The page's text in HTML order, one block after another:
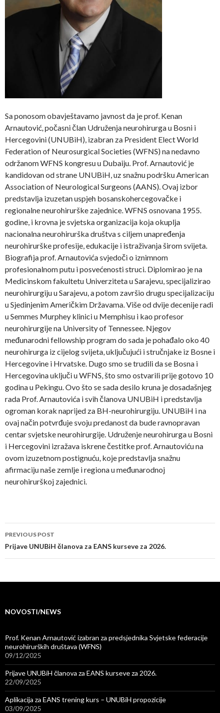
Sa ponosom obavještavamo javnost da je prof. Kenan
Arnautović, počasni član Udruženja neurohirurga u Bosni i
Hercegovini (UNUBiH), izabran za President Elect World
Federation of Neurosurgical Societies (WFNS) na nedavno
održanom WFNS kongresu u Dubaiju. Prof. Arnautović je
kandidovan od strane UNUBiH, uz snažnu podršku American
Association of Neurological Surgeons (AANS). Ovaj izbor
predstavlja izuzetan uspjeh bosanskohercegovačke i
regionalne neurohirurške zajednice. WFNS osnovana 1955.
godine, i krovna je svjetska organizacija koja okuplja
nacionalna neurohirurška društva s ciljem unapređenja
neurohirurške profesije, edukacije i istraživanja širom svijeta.
Biografija prof. Arnautovića svjedoči o iznimnom
profesionalnom putu i posvećenosti struci. Diplomirao je na
Medicinskom fakultetu Univerziteta u Sarajevu, specijalizirao
neurohirurgiju u Sarajevu, a potom završio drugu specijalizaciju
u Sjedinjenim Američkim Državama. Više od dvije decenije radi
u Semmes Murphey klinici u Memphisu i kao profesor
neurohirurgije na University of Tennessee. Njegov
međunarodni fellowship program do sada je pohađalo oko 40
neurohirurga iz cijelog svijeta, uključujući i stručnjake iz Bosne i
Hercegovine i Hrvatske. Dugo smo se trudili da se Bosna i
Hercegovina uključi u WFNS, što smo ostvarili prije gotovo 10
godina u Pekingu. Ovo što se sada desilo kruna je dosadašnjeg
rada Prof. Arnautovića i svih članova UNUBiH i predstavlja
ogroman korak naprijed za BH-neurohirurgiju. UNUBiH i na
ovaj način potvrđuje svoju predanost da bude ravnopravan
centar svjetske neurohirurgije. Udruženje neurohirurga u Bosni
i Hercegovini izražava iskrene čestitke prof. Arnautoviću na
ovom izuzetnom postignuću, koje predstavlja snažnu
afirmaciju naše zemlje i regiona u međunarodnoj
neurohirurškoj zajednici.
Post
navigation
PREVIOUS POST
Prijave UNUBiH članova za EANS kurseve za 2026.
NOVOSTI/NEWS
Prof. Kenan Arnautović izabran za predsjednika Svjetske federacije
neurohirurških društava (WFNS)
09/12/2025
Prijave UNUBiH članova za EANS kurseve za 2026.
22/09/2025
Aplikacija za EANS trening kurs – UNUBiH propozicije
03/09/2025